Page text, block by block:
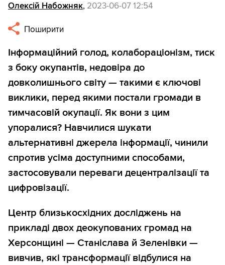
Олексій Набожняк, 2023-06-07 12:54
Поширити
Інформаційний голод, колабораціонізм, тиск
з боку окупантів, недовіра до
довколишнього світу — такими є ключові
виклики, перед якими постали громади в
тимчасовій окупації. Як вони з цим
упоралися? Навчилися шукати
альтернативні джерела інформації, чинили
спротив усіма доступними способами,
застосовували переваги децентралізації та
цифровізації.
Центр близькосхідних досліджень на
прикладі двох деокупованих громад на
Херсонщині — Станіслава й Зеленівки —
вивчив, які трансформації відбулися на